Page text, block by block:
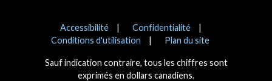
AvisAccessibilité
Confidentialité
Conditions d'utilisation
Plan du site
Sauf indication contraire, tous les chiffres sont
exprimés en dollars canadiens.